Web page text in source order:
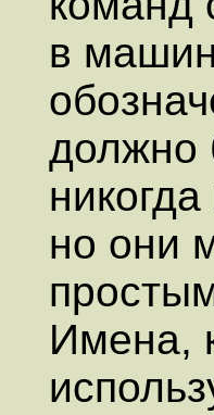
в
должно
но они
Имена,